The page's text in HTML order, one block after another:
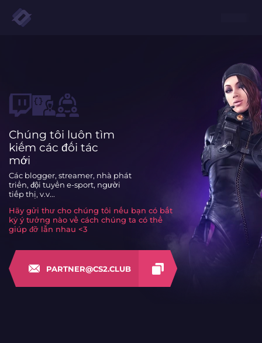
Chúng tôi luôn tìm
kiếm các đối tác
mới
Các blogger, streamer, nhà phát
triển, đội tuyển e-sport, người
tiếp thị, v.v...
Hãy gửi thư cho chúng tôi nếu bạn có bất
kỳ ý tưởng nào về cách chúng ta có thể
giúp đỡ lẫn nhau <3
PARTNER@CS2.CLUB